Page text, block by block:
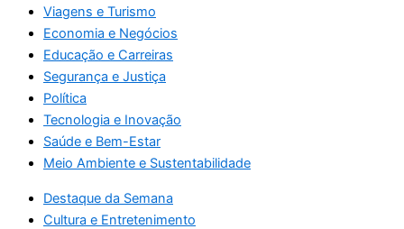
Viagens e Turismo
Economia e Negócios
Educação e Carreiras
Segurança e Justiça
Política
Tecnologia e Inovação
Saúde e Bem-Estar
Meio Ambiente e Sustentabilidade
Destaque da Semana
Cultura e Entretenimento